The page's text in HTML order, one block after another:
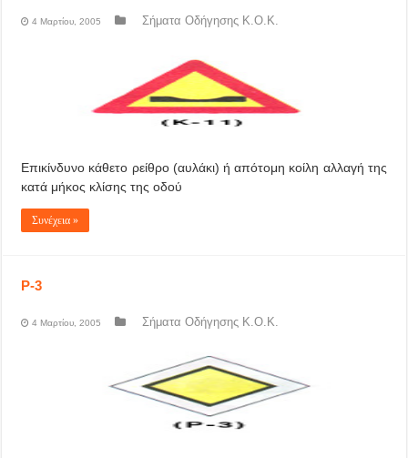
4 Μαρτίου, 2005 Σήματα Οδήγησης Κ.Ο.Κ.
Επικίνδυνο κάθετο ρείθρο (αυλάκι) ή απότομη κοίλη αλλαγή της
κατά μήκος κλίσης της οδού
Συνέχεια »
P-3
4 Μαρτίου, 2005 Σήματα Οδήγησης Κ.Ο.Κ.